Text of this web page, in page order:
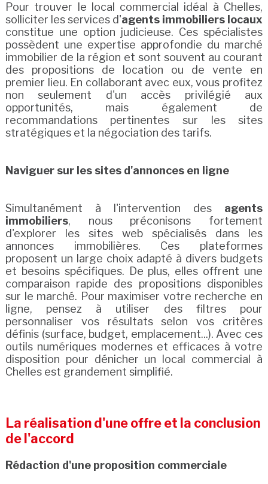
Pour trouver le local commercial idéal à Chelles,
solliciter les services d'agents immobiliers locaux
constitue une option judicieuse. Ces spécialistes
possèdent une expertise approfondie du marché
immobilier de la région et sont souvent au courant
des propositions de location ou de vente en
premier lieu. En collaborant avec eux, vous profitez
non seulement d'un accès privilégié aux
opportunités, mais également de
recommandations pertinentes sur les sites
stratégiques et la négociation des tarifs.
Naviguer sur les sites d'annonces en ligne
Simultanément à l'intervention des agents
immobiliers, nous préconisons fortement
d'explorer les sites web spécialisés dans les
annonces immobilières. Ces plateformes
proposent un large choix adapté à divers budgets
et besoins spécifiques. De plus, elles offrent une
comparaison rapide des propositions disponibles
sur le marché. Pour maximiser votre recherche en
ligne, pensez à utiliser des filtres pour
personnaliser vos résultats selon vos critères
définis (surface, budget, emplacement...). Avec ces
outils numériques modernes et efficaces à votre
disposition pour dénicher un local commercial à
Chelles est grandement simplifié.
La réalisation d'une offre et la conclusion
de l'accord
Rédaction d'une proposition commerciale